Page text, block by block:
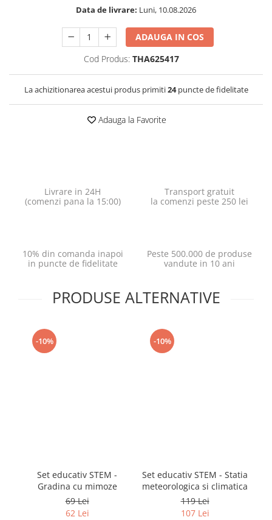
Data de livrare: Luni, 10.08.2026
ADAUGA IN COS
Cod Produs: THA625417
La achizitionarea acestui produs primiti24puncte de fidelitate
Adauga la Favorite
Livrare in 24H
(comenzi pana la 15:00)
Transport gratuit
la comenzi peste 250 lei
10% din comanda inapoi
in puncte de fidelitate
Peste 500.000 de produse
vandute in 10 ani
PRODUSE ALTERNATIVE
-10%
Set educativ STEM -
Gradina cu mimoze
69 Lei
62 Lei
-10%
Set educativ STEM - Statia
meteorologica si climatica
119 Lei
107 Lei